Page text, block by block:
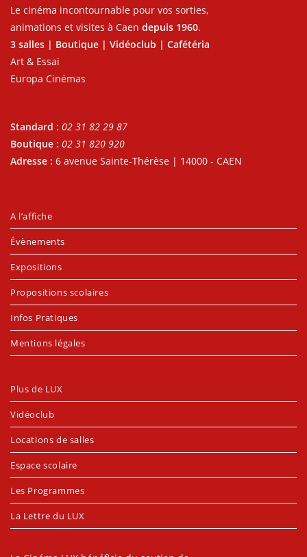
Le cinéma incontournable pour vos sorties,
animations et visites à Caen depuis 1960.
3 salles | Boutique | Vidéoclub | Cafétéria
Art & Essai
Europa Cinémas
Standard : 02 31 82 29 87
Boutique : 02 31 820 920
Adresse : 6 avenue Sainte-Thérèse | 14000 - CAEN
A l’affiche
Évènements
Expositions
Propositions scolaires
Infos Pratiques
Mentions légales
Plus de LUX
Vidéoclub
Locations de salles
Espace scolaire
Les Programmes
La Lettre du LUX